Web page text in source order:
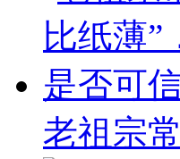
老祖宗